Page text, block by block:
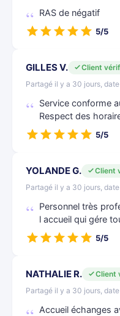
RAS de négatif
5/5
GILLES V.
Client
Partagé il y a 30 jours,
Service conforme
Respect des
5/5
YOLANDE G.
Client
Partagé il y a 30 jours,
Personnel très
l accueil qui gére
5/5
NATHALIE R.
Client
Partagé il y a 30 jours,
Accueil échanges